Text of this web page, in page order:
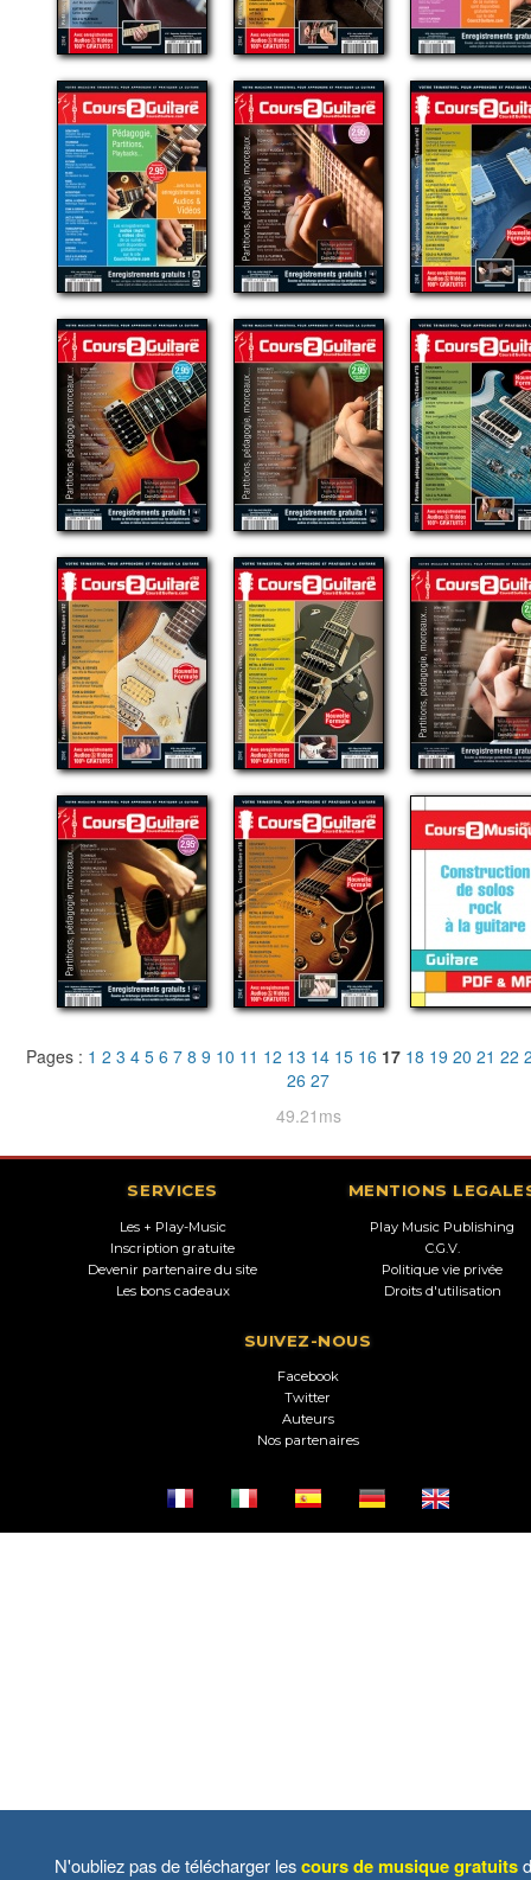
Pages : 1 2 3 4 5 6 7 8 9 10 11 12 13 14 15 16 17 18 19 20 21 22
26 27
49.21ms
SERVICES
Les + Play-Music
Inscription gratuite
Devenir partenaire du site
Les bons cadeaux
MENTIONS
Play Music Publishing
C.G.V.
Politique vie privée
Droits d'utilisation
SUIVEZ-NOUS
Facebook
Twitter
Auteurs
Nos partenaires
N'oubliez pas de télécharger lescours de musique gratuits